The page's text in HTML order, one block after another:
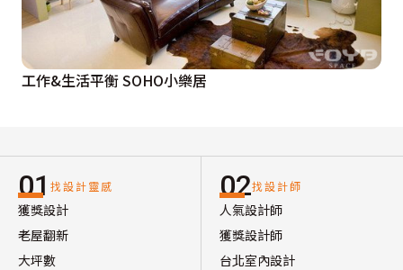
工作&生活平衡 SOHO小樂居
01 找設計靈感
獲獎設計
老屋翻新
大坪數
02找設計師
人氣設計師
獲獎設計師
台北室內設計